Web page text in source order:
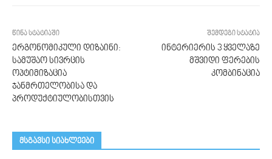
წინა სტატიაში
ერგონომიკული დიზაინი:
სამუშაო სივრცის
ოპტიმიზაცია
ჯანმრთელობისა და
პროდუქტიულობისთვის
შემდეგი სტატია
ინტერიერის 3 ყველაზე
მშვიდი ფერების
კომბინაცია
მსგავსი სიახლეები